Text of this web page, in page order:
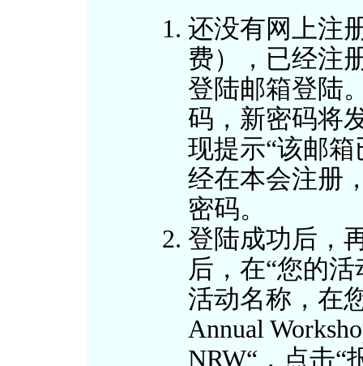
还没有网上注
费），已经注
登陆邮箱登陆
码，新密码将
现提示“该邮
经在本会注册
密码。
登陆成功后，
后，在“您的
活动名称，在
Annual
NRW“，点击“